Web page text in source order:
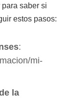
para saber si
estos pasos:
:
mi-
la